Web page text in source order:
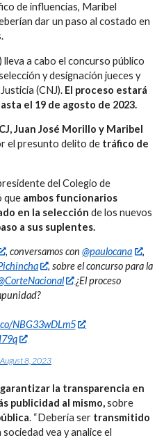
de influencias, Maribel
dar un paso al costado en
lleva a cabo el concurso público
y designación jueces y
(CNJ). El proceso estará
el 19 de agosto de 2023.
Juan José Morillo y Maribel
el presunto delito de tráfico de
del Colegio de
que ambos funcionarios
en la selección de los nuevos
a sus suplentes.
, conversamos con@paulocana
,
, sobre el concurso para la
¿El proceso
NBG33wDLm5
August 8, 2023
la transparencia en
publicidad al mismo,sobre
. “Debería ser transmitido
sociedad vea y analice el